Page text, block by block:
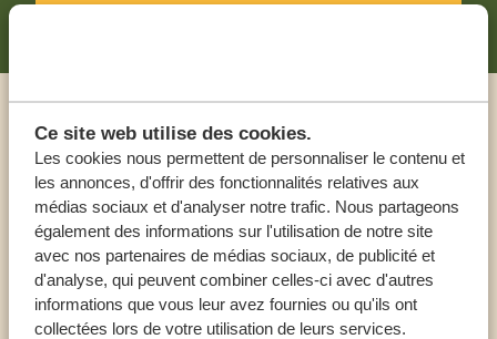
Ce site web utilise des cookies.
Les cookies nous permettent de personnaliser le contenu et
les annonces, d'offrir des fonctionnalités relatives aux
médias sociaux et d'analyser notre trafic. Nous partageons
également des informations sur l'utilisation de notre site
avec nos partenaires de médias sociaux, de publicité et
d'analyse, qui peuvent combiner celles-ci avec d'autres
informations que vous leur avez fournies ou qu'ils ont
collectées lors de votre utilisation de leurs services.
Appeler un expert
NOS SPÉCIALISTES SONT LÀ POUR VOUS
AIDER
FR:+33 257 28 0079